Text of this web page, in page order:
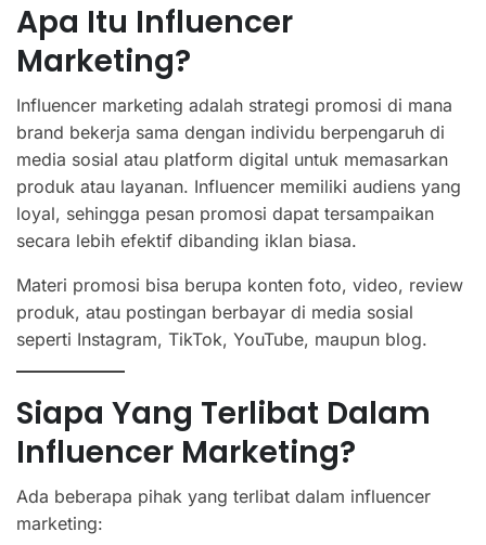
Apa Itu Influencer
Marketing?
Influencer marketing adalah strategi promosi di mana
brand bekerja sama dengan individu berpengaruh di
media sosial atau platform digital untuk memasarkan
produk atau layanan. Influencer memiliki audiens yang
loyal, sehingga pesan promosi dapat tersampaikan
secara lebih efektif dibanding iklan biasa.
Materi promosi bisa berupa konten foto, video, review
produk, atau postingan berbayar di media sosial
seperti Instagram, TikTok, YouTube, maupun blog.
Siapa Yang Terlibat Dalam
Influencer Marketing?
Ada beberapa pihak yang terlibat dalam influencer
marketing: